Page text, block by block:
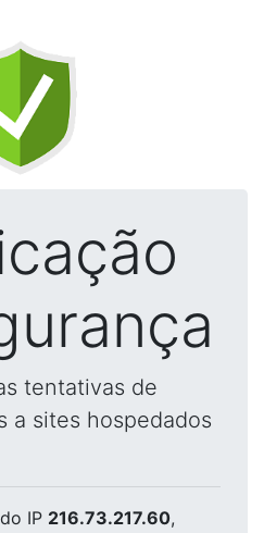
tentativas de
a sites hospedados
do IP 216.73.217.60,